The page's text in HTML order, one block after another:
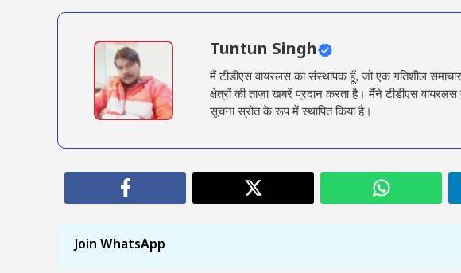
Tuntun Singh
मैं टीडीएस वायरलस का संस्थापक हूँ, जो एक गतिशील
क्षेत्रों की ताज़ा खबरें प्रदान करता है। मैंने टीडीएस
सूचना स्रोत के रूप में स्थापित किया है।
Join WhatsApp